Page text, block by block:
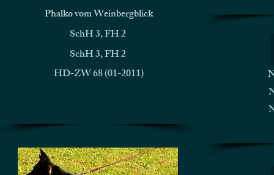
Phalko vom Weinbergblick
SchH 3, FH 2
SchH 3, FH 2
HD-ZW 68 (01-2011)